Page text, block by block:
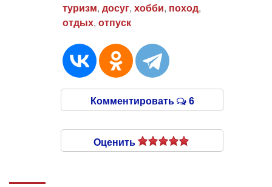
туризм, досуг, хобби, поход,
отдых, отпуск
Комментировать 6
Оценить